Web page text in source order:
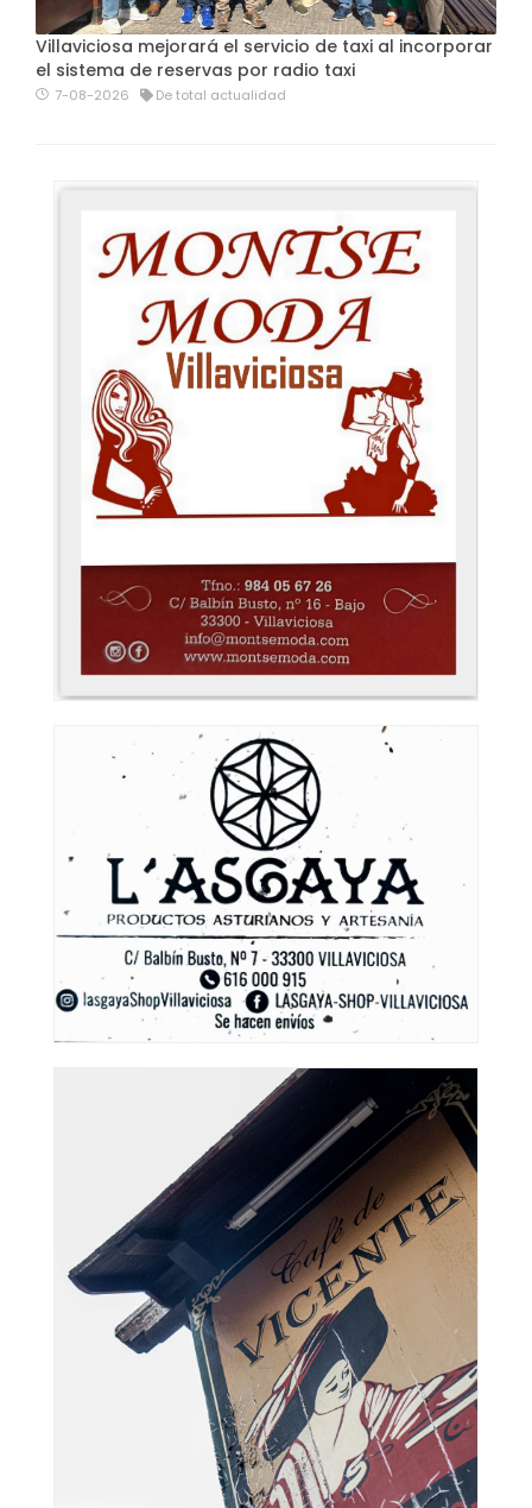
Villaviciosa mejorará el servicio de taxi al incorporar
el sistema de reservas por radio taxi
7-08-2026 De total actualidad